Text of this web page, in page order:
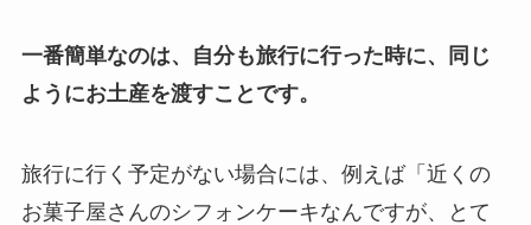
一番簡単なのは、自分も旅行に行った時に、同じ
ようにお土産を渡すことです。
旅行に行く予定がない場合には、例えば「近くの
お菓子屋さんのシフォンケーキなんですが、とて